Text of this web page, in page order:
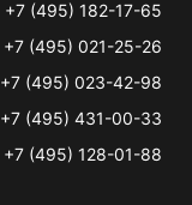
+7 (495) 182-17-65
+7 (495) 021-25-26
+7 (495) 023-42-98
+7 (495) 431-00-33
+7 (495) 128-01-88